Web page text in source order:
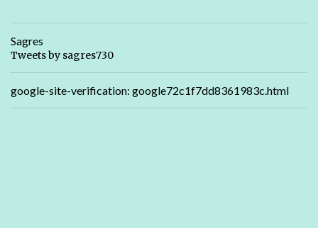
Sagres
Tweets by sagres730
google-site-verification: google72c1f7dd8361983c.html